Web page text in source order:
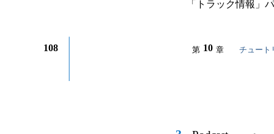
108 第 10 章 チュート
「トラック情報」